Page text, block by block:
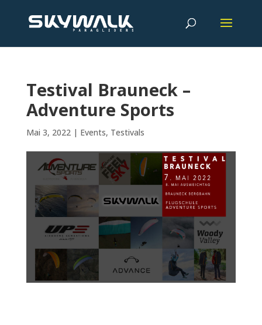
Testival Brauneck –
Adventure Sports
Mai 3, 2022| Events, Testivals